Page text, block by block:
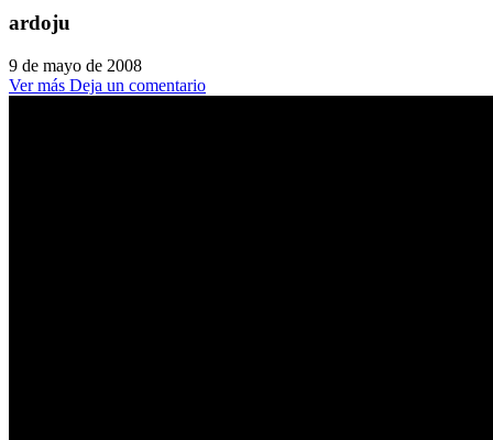
ardoju
9 de mayo de 2008
Ver más Deja un comentario